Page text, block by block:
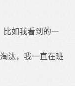
比如我看到的一
汰，我一直在班